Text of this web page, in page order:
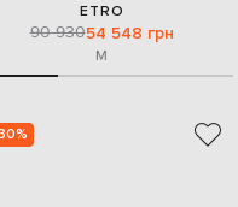
ETRO
90 93054 548 грн
M